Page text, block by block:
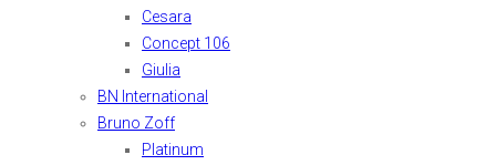
Cesara
Concept 106
Giulia
BN International
Bruno Zoff
Platinum